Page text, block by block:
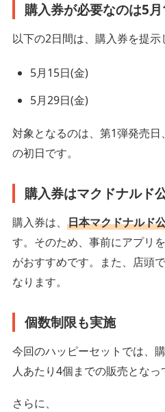
購入券が必要なのは5
以下の2日間は、購入券を提示
5月15日(金)
5月29日(金)
対象となるのは、第1弾発売
の初日です。
購入券はマクドナルド
購入券は、 日本マクドナルド
す。そのため、事前にアプリ
がおすすめです。また、店頭
なります。
個数制限も実施
今回のハッピーセットでは、
人あたり4個までの販売となっ
さらに、